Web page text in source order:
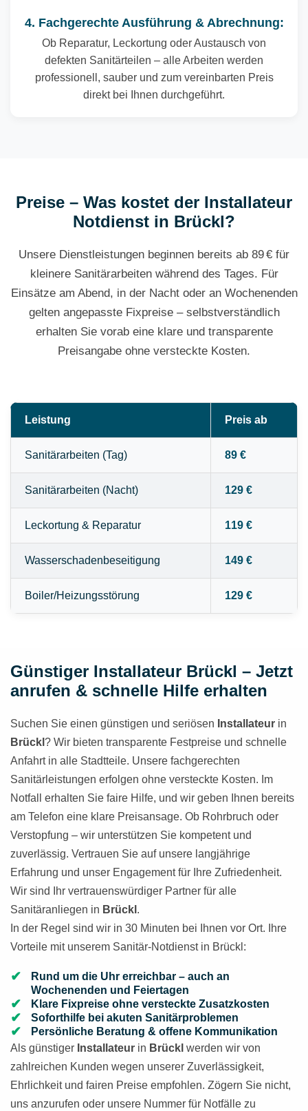
4. Fachgerechte Ausführung & Abrechnung:
Ob Reparatur, Leckortung oder Austausch von
defekten Sanitärteilen – alle Arbeiten werden
professionell, sauber und zum vereinbarten Preis
direkt bei Ihnen durchgeführt.
Preise – Was kostet der Installateur
Notdienst in Brückl?
Unsere Dienstleistungen beginnen bereits ab 89 € für
kleinere Sanitärarbeiten während des Tages. Für
Einsätze am Abend, in der Nacht oder an Wochenenden
gelten angepasste Fixpreise – selbstverständlich
erhalten Sie vorab eine klare und transparente
Preisangabe ohne versteckte Kosten.
Leistung Preis ab
Sanitärarbeiten (Tag) 89 €
Sanitärarbeiten (Nacht) 129 €
Leckortung & Reparatur 119 €
Wasserschadenbeseitigung 149 €
Boiler/Heizungsstörung 129 €
Günstiger Installateur Brückl – Jetzt
anrufen & schnelle Hilfe erhalten
Suchen Sie einen günstigen und seriösen Installateur in
Brückl ? Wir bieten transparente Festpreise und schnelle
Anfahrt in alle Stadtteile. Unsere fachgerechten
Sanitärleistungen erfolgen ohne versteckte Kosten. Im
Notfall erhalten Sie faire Hilfe, und wir geben Ihnen bereits
am Telefon eine klare Preisansage. Ob Rohrbruch oder
Verstopfung – wir unterstützen Sie kompetent und
zuverlässig. Vertrauen Sie auf unsere langjährige
Erfahrung und unser Engagement für Ihre Zufriedenheit.
Wir sind Ihr vertrauenswürdiger Partner für alle
Sanitäranliegen in Brückl .
In der Regel sind wir in 30 Minuten bei Ihnen vor Ort. Ihre
Vorteile mit unserem Sanitär-Notdienst in Brückl:
Rund um die Uhr erreichbar – auch an
Wochenenden und Feiertagen
Klare Fixpreise ohne versteckte Zusatzkosten
Soforthilfe bei akuten Sanitärproblemen
Persönliche Beratung & offene Kommunikation
Als günstiger Installateur in Brückl werden wir von
zahlreichen Kunden wegen unserer Zuverlässigkeit,
Ehrlichkeit und fairen Preise empfohlen. Zögern Sie nicht,
uns anzurufen oder unsere Nummer für Notfälle zu